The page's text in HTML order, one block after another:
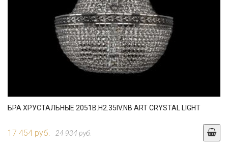
БРА ХРУСТАЛЬНЫЕ 2051B.H2.35IV.NB ART CRYSTAL LIGHT
17 454 руб. 24 934 руб.